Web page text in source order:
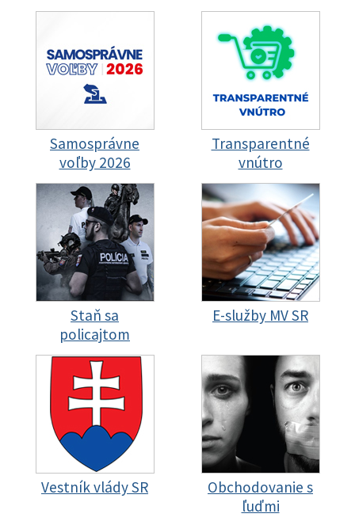
Samosprávne
voľby 2026
Transparentné
vnútro
Staň sa
policajtom
E-služby MV SR
Vestník vlády SR
Obchodovanie s
ľuďmi